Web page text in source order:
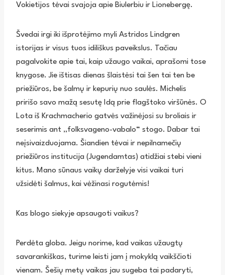
Vokietijos tėvai svajoja apie Biulerbiu ir Lionebergę.
Švedai irgi iki išprotėjimo myli Astridos Lindgren
istorijas ir visus tuos idiliškus paveikslus. Tačiau
pagalvokite apie tai, kaip užaugo vaikai, aprašomi tose
knygose. Jie ištisas dienas šlaistėsi tai šen tai ten be
priežiūros, be šalmų ir kepurių nuo saulės. Michelis
pririšo savo mažą sesutę Idą prie flagštoko viršūnės. O
Lota iš Krachmacherio gatvės važinėjosi su broliais ir
seserimis ant „folksvageno-vabalo“ stogo. Dabar tai
neįsivaizduojama. Šiandien tėvai ir nepilnamečių
priežiūros institucija (Jugendamtas) atidžiai stebi vieni
kitus. Mano sūnaus vaikų darželyje visi vaikai turi
užsidėti šalmus, kai vėžinasi rogutėmis!
Kas blogo siekyje apsaugoti vaikus?
Perdėta globa. Jeigu norime, kad vaikas užaugtų
savarankiškas, turime leisti jam į mokyklą vaikščioti
vienam. Šešių metų vaikas jau sugeba tai padaryti,